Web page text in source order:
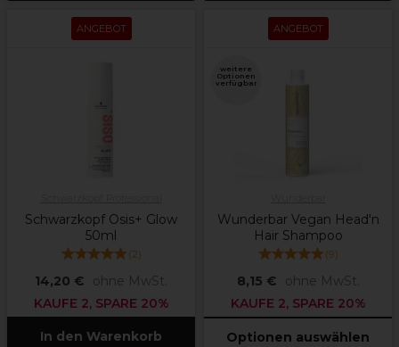
ANGEBOT
Schwarzkopf Osis+ Glow
50ml
(2)
14,20 €
ohne MwSt.
KAUFE 2, SPARE 20%
In den Warenkorb
ANGEBOT
weitere
Optionen
verfügbar
Wunderbar Vegan Head'n
Hair Shampoo
(9)
8,15 €
ohne MwSt.
KAUFE 2, SPARE 20%
Optionen auswählen